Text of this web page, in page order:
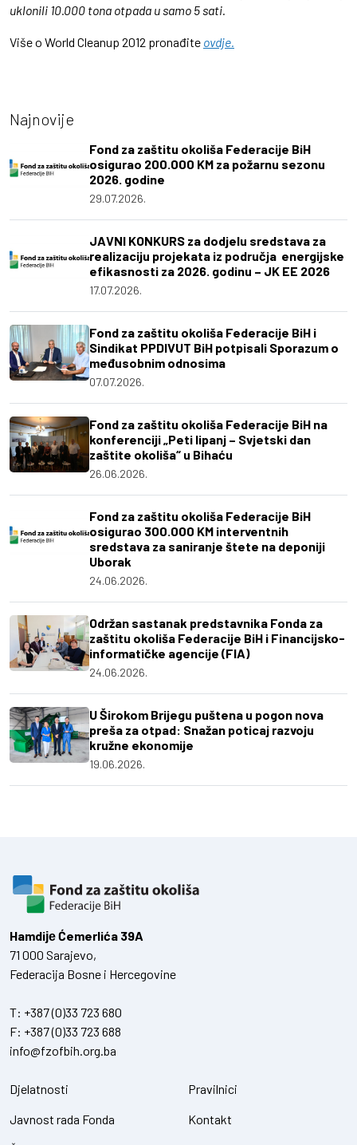
uklonili 10.000 tona otpada u samo 5 sati.
Više o World Cleanup 2012 pronađite ovdje.
Najnovije
Fond za zaštitu okoliša Federacije BiH
osigurao 200.000 KM za požarnu sezonu
2026. godine
29.07.2026.
JAVNI KONKURS za dodjelu sredstava za
realizaciju projekata iz područja energijske
efikasnosti za 2026. godinu – JK EE 2026
17.07.2026.
Fond za zaštitu okoliša Federacije BiH i
Sindikat PPDIVUT BiH potpisali Sporazum o
međusobnim odnosima
07.07.2026.
Fond za zaštitu okoliša Federacije BiH na
konferenciji „Peti lipanj – Svjetski dan
zaštite okoliša“ u Bihaću
26.06.2026.
Fond za zaštitu okoliša Federacije BiH
osigurao 300.000 KM interventnih
sredstava za saniranje štete na deponiji
Uborak
24.06.2026.
Održan sastanak predstavnika Fonda za
zaštitu okoliša Federacije BiH i Financijsko-
informatičke agencije (FIA)
24.06.2026.
U Širokom Brijegu puštena u pogon nova
preša za otpad: Snažan poticaj razvoju
kružne ekonomije
19.06.2026.
Hamdiје Ćemerlića 39A
71 000 Sarajevo,
Federacija Bosne i Hercegovine
T: +387 (0)33 723 680
F: +387 (0)33 723 688
info@fzofbih.org.ba
Djelatnosti
Javnost rada Fonda
Pravilnici
Kontakt